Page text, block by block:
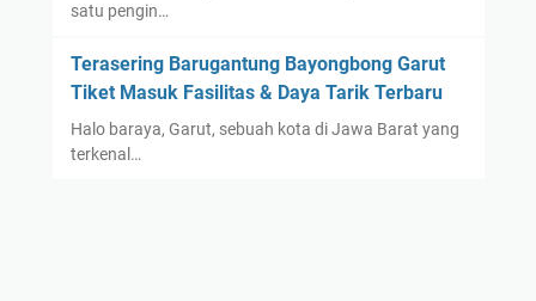
satu pengin…
Terasering Barugantung Bayongbong Garut
Tiket Masuk Fasilitas & Daya Tarik Terbaru
Halo baraya, Garut, sebuah kota di Jawa Barat yang
terkenal…